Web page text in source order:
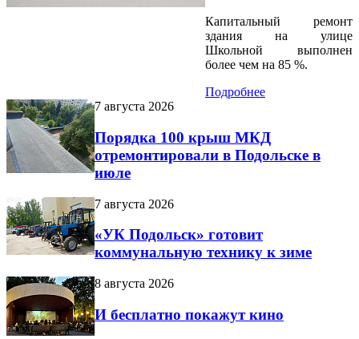
Капитальный ремонт
здания на улице
Школьной выполнен
более чем на 85 %.
Подробнее
7 августа 2026
Порядка 100 крыш МКД
отремонтировали в Подольске в
июле
7 августа 2026
«УК Подольск» готовит
коммунальную технику к зиме
8 августа 2026
И бесплатно покажут кино